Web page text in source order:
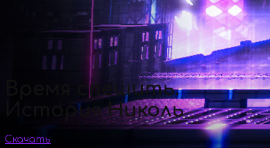
Время спешить.
История Николь
Скачать